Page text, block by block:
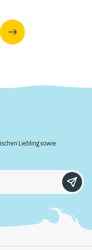
Liebling sowie